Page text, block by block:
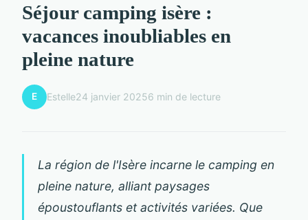
Séjour camping isère :
vacances inoubliables en
pleine nature
E Estelle24 janvier 20256 min de lecture
La région de l'Isère incarne le camping en
pleine nature, alliant paysages
époustouflants et activités variées. Que